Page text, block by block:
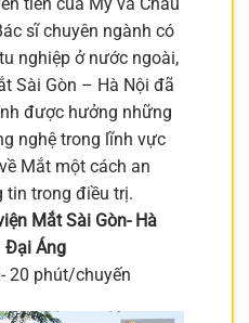
sĩ chuyên ngành có
nghiệp ở nước ngoài,
Sài Gòn – Hà Nội đã
được hưởng những
nghệ trong lĩnh vực
Mắt một cách an
tin trong điều trị.
Mắt Sài Gòn- Hà
Đại Áng
20 phút/chuyến